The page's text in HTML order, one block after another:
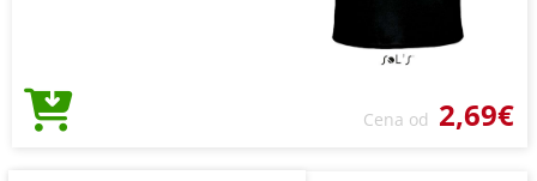
Cena od 2,69€